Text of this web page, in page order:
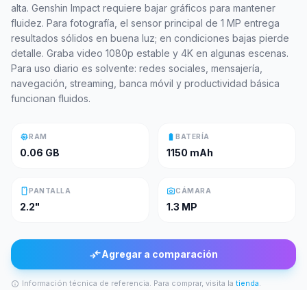
alta. Genshin Impact requiere bajar gráficos para mantener
fluidez. Para fotografía, el sensor principal de 1 MP entrega
resultados sólidos en buena luz; en condiciones bajas pierde
detalle. Graba video 1080p estable y 4K en algunas escenas.
Para uso diario es solvente: redes sociales, mensajería,
navegación, streaming, banca móvil y productividad básica
funcionan fluidos.
memoryRAM
0.06 GB
battery_full BATERÍA
1150 mAh
smartphonePANTALLA
2.2"
photo_cameraCÁMARA
1.3 MP
compare_arrowsAgregar a comparación
info Información técnica de referencia. Para comprar, visita la tienda.